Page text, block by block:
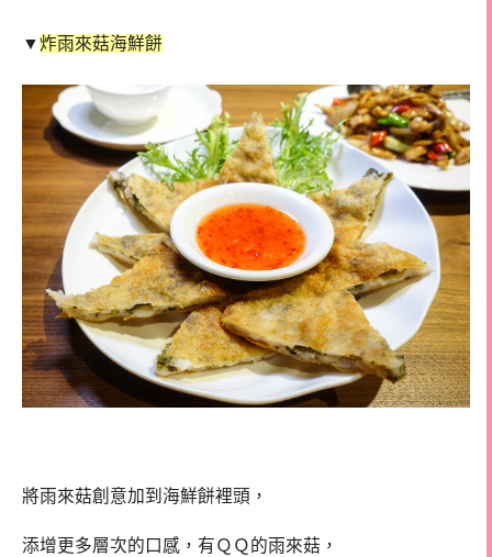
▼炸雨來菇海鮮餅
將雨來菇創意加到海鮮餅裡頭，
添增更多層次的口感，有ＱＱ的雨來菇，